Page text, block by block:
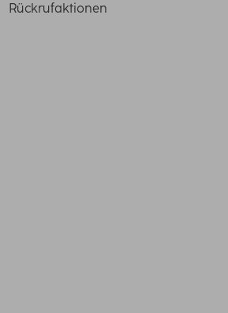
Rückrufaktionen